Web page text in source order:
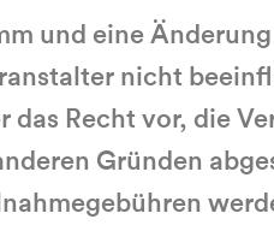
und eine
nicht
Recht vor, die
Gründen